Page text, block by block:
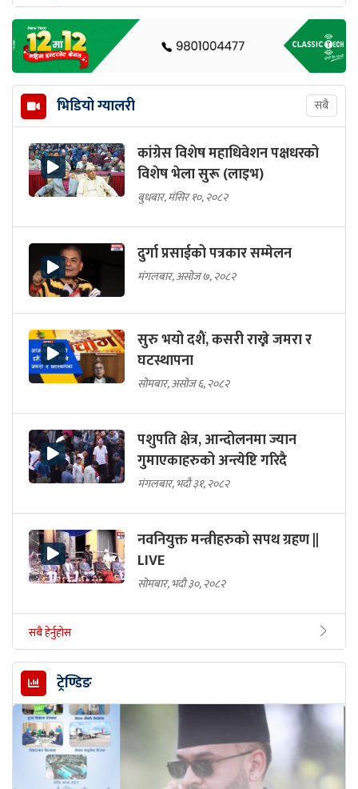
भिडियो ग्यालरी सबै
कांग्रेस विशेष महाधिवेशन पक्षधरको
विशेष भेला सुरू (लाइभ)
बुधबार, मंसिर १०, २०८२
दुर्गा प्रसाईको पत्रकार सम्मेलन
मंगलबार, असोज ७, २०८२
सुरु भयो दशैं, कसरी राख्ने जमरा र
घटस्थापना
सोमबार, असोज ६, २०८२
पशुपति क्षेत्र, आन्दोलनमा ज्यान
गुमाएकाहरुको अन्त्येष्टि गरिदै
मंगलबार, भदौ ३१, २०८२
नवनियुक्त मन्त्रीहरुको सपथ ग्रहण ||
LIVE
सोमबार, भदौ ३०, २०८२
सबै हेर्नुहोस
ट्रेण्डिङ